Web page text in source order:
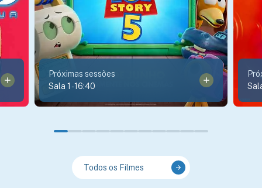
Próximas sessões
Sala 1 -16:40
Todos os Filmes